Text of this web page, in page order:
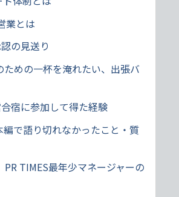
業とは
の見送り
めの一杯を淹れたい、出張バ
宿に参加して得た経験
編で語り切れなかったこと・質
TIMES最年少マネージャーの